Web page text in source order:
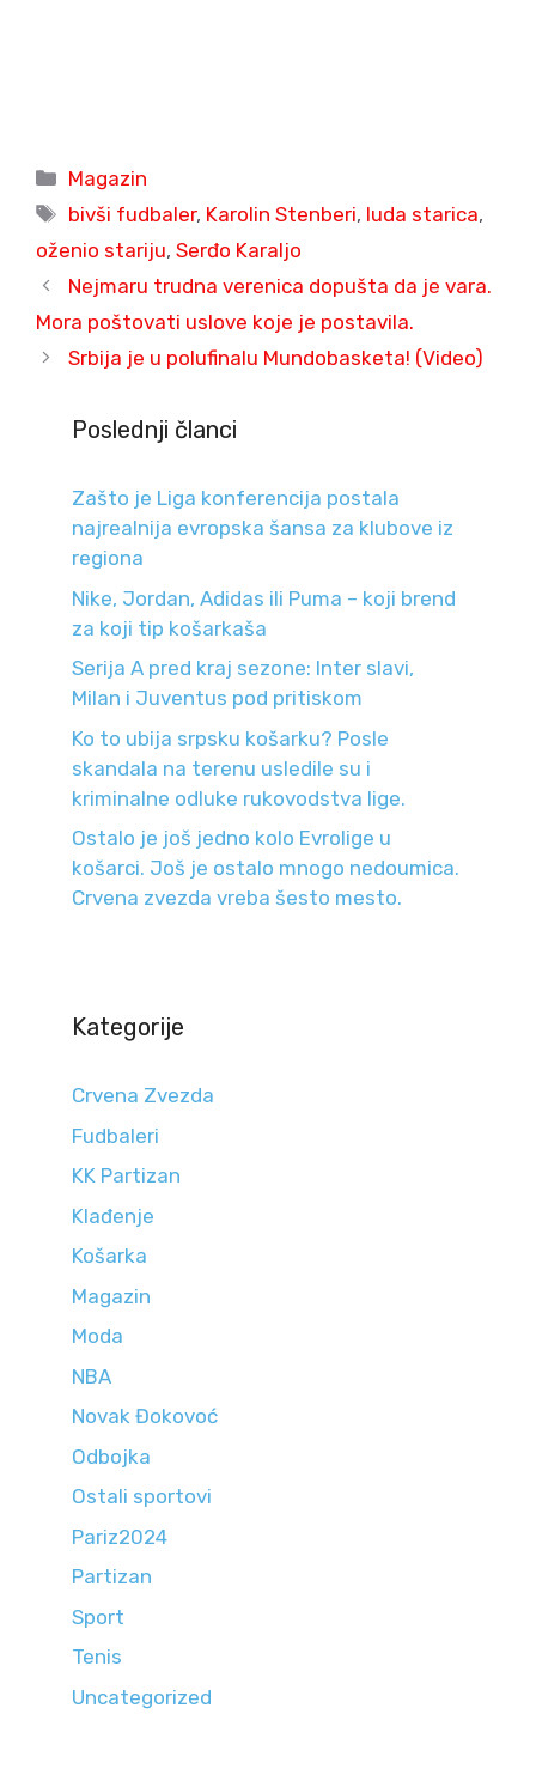
Categories
Magazin
Tags
bivši fudbaler, Karolin Stenberi, luda starica,
oženio stariju, Serđo Karaljo
Nejmaru trudna verenica dopušta da je vara.
Mora poštovati uslove koje je postavila.
Srbija je u polufinalu Mundobasketa! (Video)
Poslednji članci
Zašto je Liga konferencija postala
najrealnija evropska šansa za klubove iz
regiona
Nike, Jordan, Adidas ili Puma – koji brend
za koji tip košarkaša
Serija A pred kraj sezone: Inter slavi,
Milan i Juventus pod pritiskom
Ko to ubija srpsku košarku? Posle
skandala na terenu usledile su i
kriminalne odluke rukovodstva lige.
Ostalo je još jedno kolo Evrolige u
košarci. Još je ostalo mnogo nedoumica.
Crvena zvezda vreba šesto mesto.
Kategorije
Crvena Zvezda
Fudbaleri
KK Partizan
Klađenje
Košarka
Magazin
Moda
NBA
Novak Đokovoć
Odbojka
Ostali sportovi
Pariz2024
Partizan
Sport
Tenis
Uncategorized